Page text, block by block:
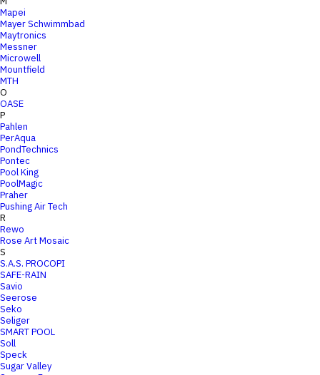
Mapei
Mayer Schwimmbad
Maytronics
Messner
Microwell
Mountfield
MTH
O
OASE
P
Pahlen
PerAqua
PondTechnics
Pontec
Pool King
PoolMagic
Praher
Pushing Air Tech
R
Rewo
Rose Art Mosaic
S
S.A.S. PROCOPI
SAFE-RAIN
Savio
Seerose
Seko
Seliger
SMART POOL
Soll
Speck
Sugar Valley